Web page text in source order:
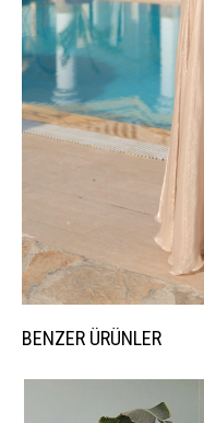
BENZER ÜRÜNLER